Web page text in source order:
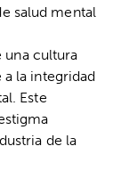
salud mental
una cultura
la integridad
Este
de la